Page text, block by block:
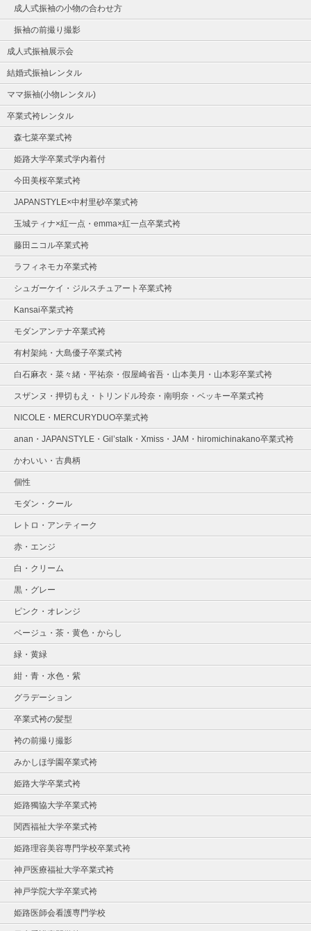
成人式振袖の小物の合わせ方
振袖の前撮り撮影
成人式振袖展示会
結婚式振袖レンタル
ママ振袖(小物レンタル)
卒業式袴レンタル
森七菜卒業式袴
姫路大学卒業式学内着付
今田美桜卒業式袴
JAPANSTYLE×中村里砂卒業式袴
玉城ティナ×紅一点・emma×紅一点卒業式袴
藤田ニコル卒業式袴
ラフィネモカ卒業式袴
シュガーケイ・ジルスチュアート卒業式袴
Kansai卒業式袴
モダンアンテナ卒業式袴
有村架純・大島優子卒業式袴
白石麻衣・菜々緒・平祐奈・假屋崎省吾・山本美月・山本彩卒業式袴
スザンヌ・押切もえ・トリンドル玲奈・南明奈・ベッキー卒業式袴
NICOLE・MERCURYDUO卒業式袴
anan・JAPANSTYLE・Gil’stalk・Xmiss・JAM・hiromichinakano卒業式袴
かわいい・古典柄
個性
モダン・クール
レトロ・アンティーク
赤・エンジ
白・クリーム
黒・グレー
ピンク・オレンジ
ベージュ・茶・黄色・からし
緑・黄緑
紺・青・水色・紫
グラデーション
卒業式袴の髪型
袴の前撮り撮影
みかしほ学園卒業式袴
姫路大学卒業式袴
姫路獨協大学卒業式袴
関西福祉大学卒業式袴
姫路理容美容専門学校卒業式袴
神戸医療福祉大学卒業式袴
神戸学院大学卒業式袴
姫路医師会看護専門学校